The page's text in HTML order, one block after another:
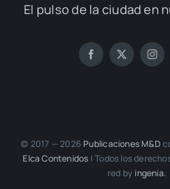
El pul­so de la ciu­dad en
© 2017 — 2026 Publi­ca­cio­nes M&D
Elca Con­te­ni­dos | Todos los
red by inge­nia.